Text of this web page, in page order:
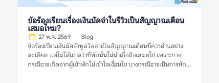
จากไหน เกิดช่วงเวลาใด และกระทบมากแค่ไหน เช่น “หลัง 22.00
น. ต้องลดเสียง” “บ้านอยู่ติดถนนจึงได้ยินเสียงรถ” หรือ “เพื่อน
บ้านร้องเรียนเมื่อเปิดเพลงดัง” รายละเอียดเหล่านี้ช่วยให้ผู้อ่าน
ประเมินได้ว่าปัญหานั้นเกี่ยวข้องกับทริปของตนหรือไม่ ทำไมข้อร้อง
เรียนเรื่องเสียงจึงสำคัญก่อนจองพูลวิลล่า? พูลวิลล่ามักมีพื้นที่ส่วน
กลาง สระว่ายน้ำ ลานปิ้งย่าง หรือคาราโอเกะ ซึ่งเป็นกิจกรรมที่เกิด
เสียงได้ง่าย หากผู้เข้าพักต้องการจัดปาร์ตี้ […]
ข้อร้องเรียนเรื่องเงินมัดจำในรีวิวเป็นสัญญาณเตือน
เสมอไหม?
27 พ.ค. 2569 Blog
ข้อร้องเรียนเงินมัดจำพูลวิลล่าเป็นสัญญาณเตือนที่ควรอ่านอย่าง
ละเอียด แต่ไม่ได้แปลว่าที่พักนั้นไม่น่าเชื่อถือเสมอไป เพราะบาง
กรณีอาจเกิดจากผู้เข้าพักไม่เข้าใจเงื่อนไข บางกรณีอาจเป็นการหัก